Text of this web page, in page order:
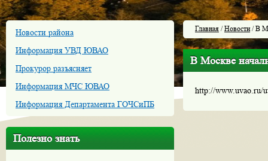
Новости района
Информация УВД ЮВАО
Прокурор разъясняет
Информация МЧС ЮВАО
Информация Департамента ГОЧСиПБ
Полезно знать
Главная /Новости/ В
В Москве
http://www.uvao.ru/